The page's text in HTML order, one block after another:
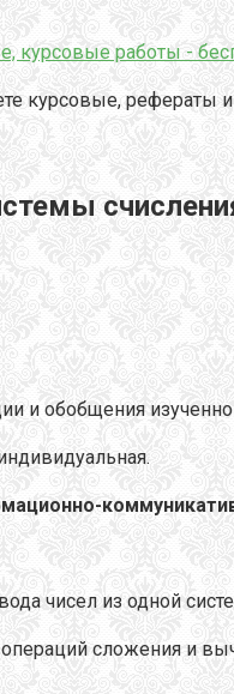
курсовые работы -
курсовые, рефераты
и обобщения
чисел из одной
сложения и